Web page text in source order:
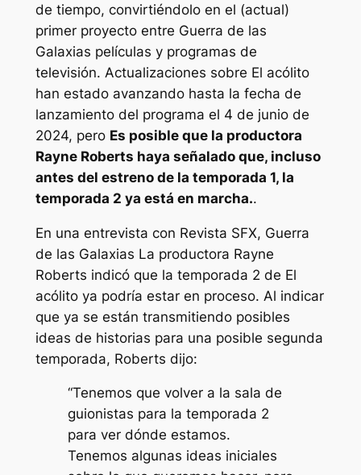
de tiempo, convirtiéndolo en el (actual)
primer proyecto entre Guerra de las
Galaxias películas y programas de
televisión. Actualizaciones sobre El acólito
han estado avanzando hasta la fecha de
lanzamiento del programa el 4 de junio de
2024, pero Es posible que la productora
Rayne Roberts haya señalado que, incluso
antes del estreno de la temporada 1, la
temporada 2 ya está en marcha..
En una entrevista con Revista SFX, Guerra
de las Galaxias La productora Rayne
Roberts indicó que la temporada 2 de El
acólito ya podría estar en proceso. Al indicar
que ya se están transmitiendo posibles
ideas de historias para una posible segunda
temporada, Roberts dijo:
“Tenemos que volver a la sala de
guionistas para la temporada 2
para ver dónde estamos.
Tenemos algunas ideas iniciales